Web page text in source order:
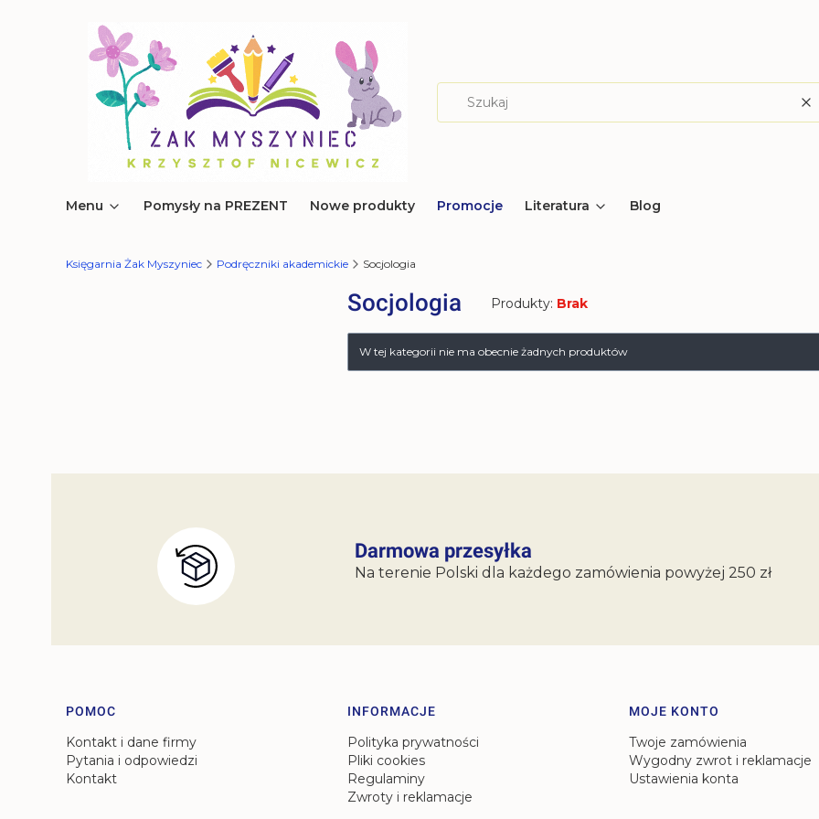
Menu Pomysły na PREZENT Nowe produkty Promocje Literatura Blog
Księgarnia Żak Myszyniec Podręczniki akademickie Socjologia
Socjologia Produkty: Brak
Lista produktów
W tej kategorii nie ma obecnie żadnych produktów
Darmowa przesyłka
Na terenie Polski dla każdego zamówienia powyżej 250 zł
Linki w stopce
POMOC
Kontakt i dane firmy
Pytania i odpowiedzi
Kontakt
INFORMACJE
Polityka prywatności
Pliki cookies
Regulaminy
Zwroty i reklamacje
MOJE KONTO
Twoje zamówienia
Wygodny zwrot i reklamacje
Ustawienia konta